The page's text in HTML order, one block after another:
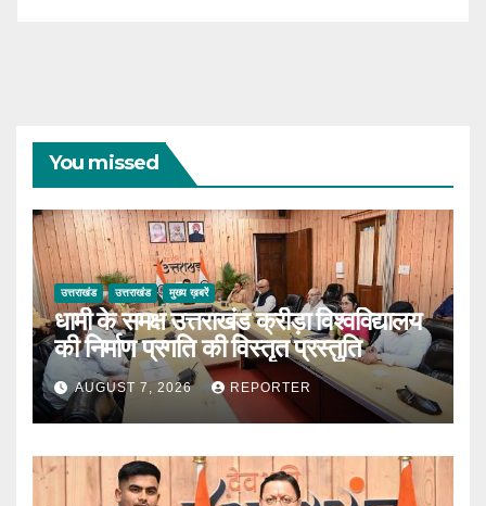
You missed
उत्तराखंड उत्तराखंड मुख्य ख़बरें
धामी के समक्ष उत्तराखंड क्रीड़ा विश्वविद्यालय
की निर्माण प्रगति की विस्तृत प्रस्तुति
AUGUST 7, 2026 REPORTER